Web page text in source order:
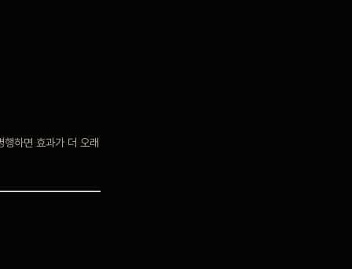
하면 효과가 더 오래